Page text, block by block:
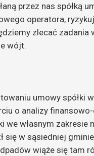
przez nas spółką
operatora,
zlecać zadania
wójt.
umowy spółki
o analizy
we własnym
w sąsiedniej
wiąże się tam